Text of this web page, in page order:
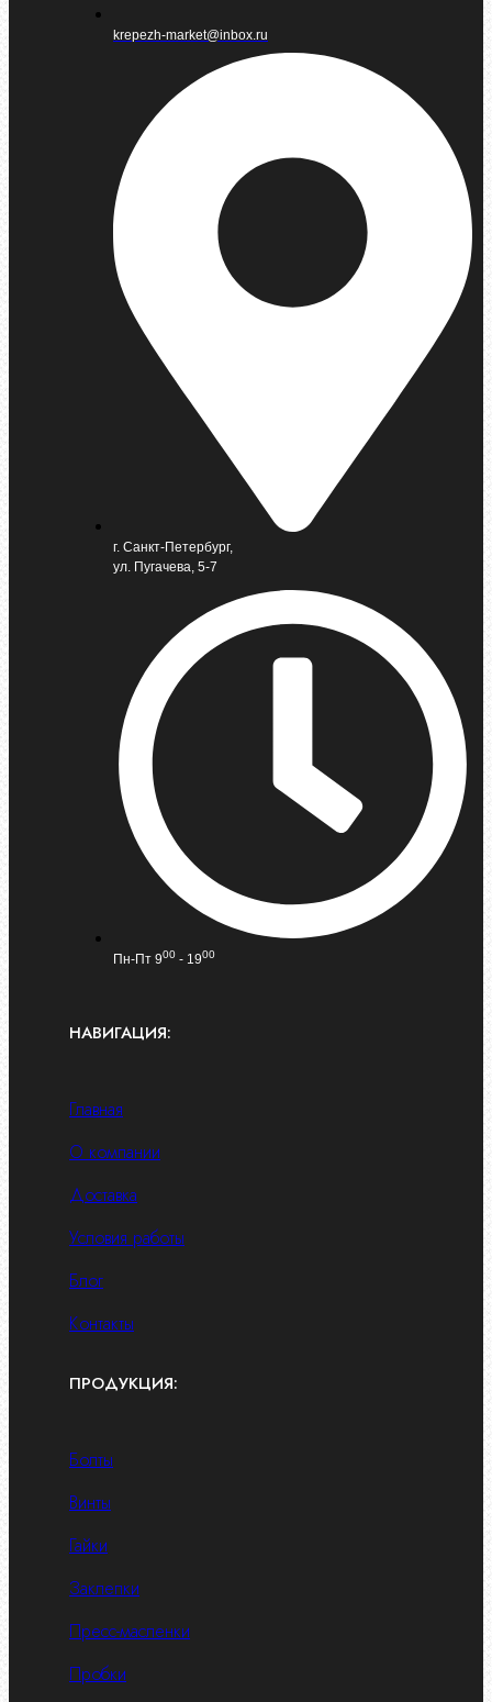
krepezh-market@inbox.ru
г. Санкт-Петербург,
ул. Пугачева, 5-7
Пн-Пт 900 - 1900
НАВИГАЦИЯ:
Главная
О компании
Доставка
Условия работы
Блог
Контакты
ПРОДУКЦИЯ:
Болты
Винты
Гайки
Заклепки
Пресс-масленки
Пробки